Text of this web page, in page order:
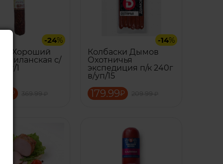
-24%
Хороший
Миланская с/
1
₽
-14%
Колбаски Дымов
Охотничья
экспедиция п/к 240г
в/уп/15
179.99₽